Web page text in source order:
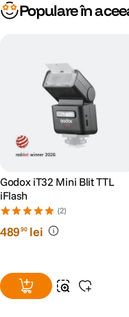
Populare în
Godox iT32 Mini Blit TTL
iFlash
(2)
48990 lei